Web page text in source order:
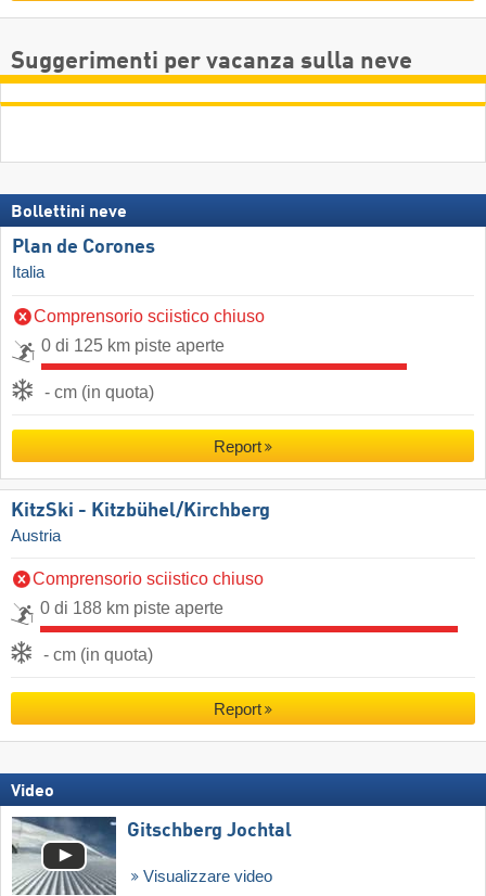
Suggerimenti per vacanza sulla neve
Bollettini neve
Plan de Corones
Italia
Comprensorio sciistico chiuso
0 di 125 km piste aperte
- cm (in quota)
Report
KitzSki - Kitzbühel/​Kirchberg
Austria
Comprensorio sciistico chiuso
0 di 188 km piste aperte
- cm (in quota)
Report
Video
Gitschberg Jochtal
Visualizzare video